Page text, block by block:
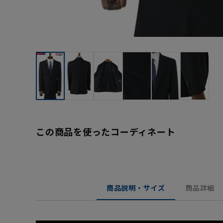
この商品を使ったコーディネート
商品説明・サイズ 商品詳細